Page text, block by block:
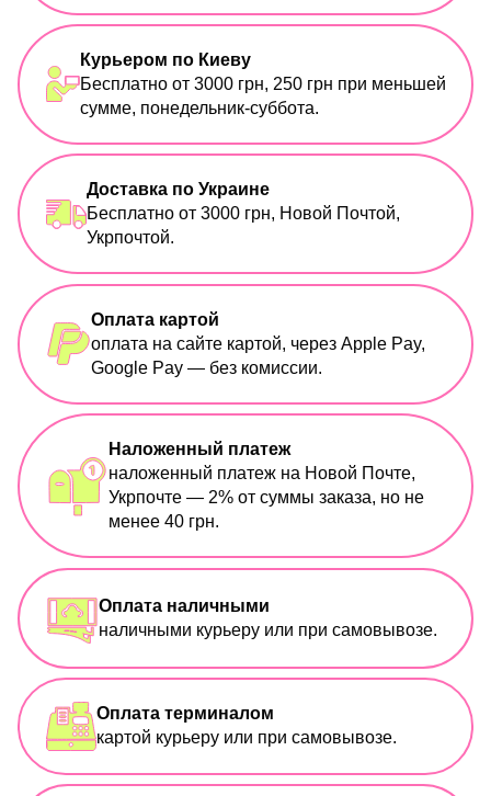
Курьером по Киеву
Бесплатно от 3000 грн, 250 грн при меньшей
сумме, понедельник-суббота.
Доставка по Украине
Бесплатно от 3000 грн, Новой Почтой,
Укрпочтой.
Оплата картой
оплата на сайте картой, через Apple Pay,
Google Pay — без комиссии.
Наложенный платеж
наложенный платеж на Новой Почте,
Укрпочте — 2% от суммы заказа, но не
менее 40 грн.
Оплата наличными
наличными курьеру или при самовывозе.
Оплата терминалом
картой курьеру или при самовывозе.